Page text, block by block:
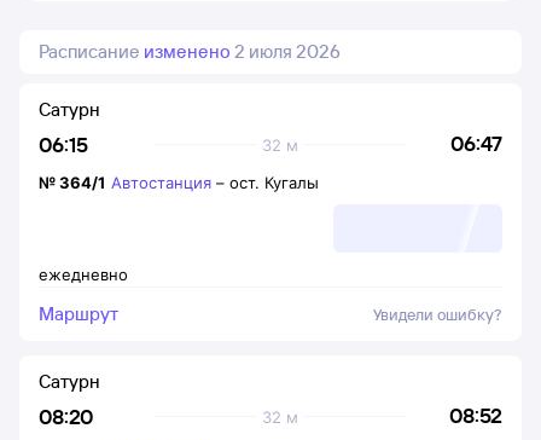
Расписание изменено 2 июля 2026
06:15 06:47
32 м
Сатурн
ежедневно
№364/1 Автостанция – ост. Кугалы
Маршрут Увидели ошибку?
08:20 08:52
32 м
Сатурн